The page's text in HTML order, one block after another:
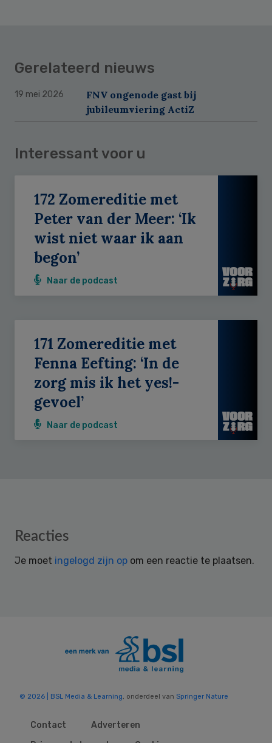
Gerelateerd nieuws
19 mei 2026
FNV ongenode gast bij
jubileumviering ActiZ
Interessant voor u
172 Zomereditie met
Peter van der Meer: ‘Ik
wist niet waar ik aan
begon’
Naar de podcast
171 Zomereditie met
Fenna Eefting: ‘In de
zorg mis ik het yes!-
gevoel’
Naar de podcast
Reader
Reacties
Je moet ingelogd zijn op om een reactie te plaatsen.
© 2026 | BSL Media & Learning, onderdeel van Springer Nature
Contact
Adverteren